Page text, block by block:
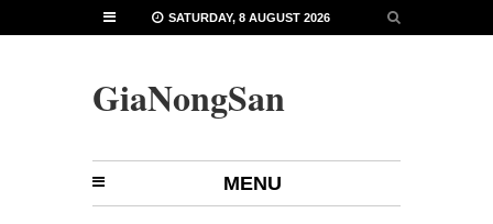
SATURDAY, 8 AUGUST 2026
GiaNongSan
MENU